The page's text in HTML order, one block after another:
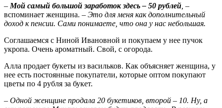
– Мой самый большой заработок здесь – 50 рублей –
вспоминает женщина. – Это для меня как дополнительный
доход к пенсии. Сами понимаете, что она у нас небольшая.
Соглашаемся с Ниной Ивановной и покупаем у нее пучок
укропа. Очень ароматный. Свой, с огорода.
Алла продает букеты из васильков. Как объясняет женщина, у
нее есть постоянные покупатели, которые оптом покупают
цветы по 4 рубля за букет.
– Одной женщине продала 20 букетиков, второй – 10. Ну, а